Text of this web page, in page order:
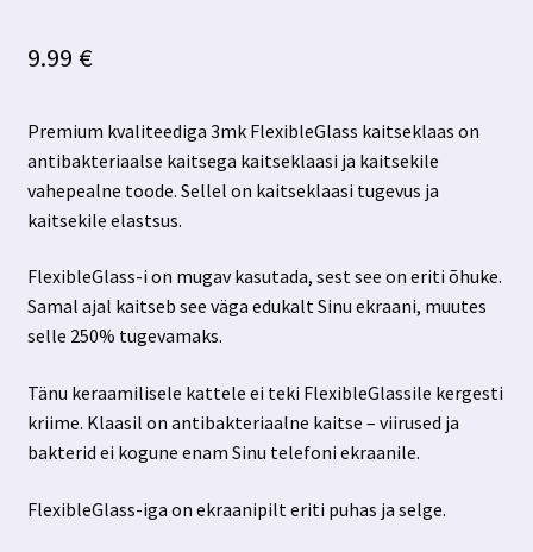
9.99 €
Premium kvaliteediga 3mk FlexibleGlass kaitseklaas on
antibakteriaalse kaitsega kaitseklaasi ja kaitsekile
vahepealne toode. Sellel on kaitseklaasi tugevus ja
kaitsekile elastsus.
FlexibleGlass-i on mugav kasutada, sest see on eriti õhuke.
Samal ajal kaitseb see väga edukalt Sinu ekraani, muutes
selle 250% tugevamaks.
Tänu keraamilisele kattele ei teki FlexibleGlassile kergesti
kriime. Klaasil on antibakteriaalne kaitse – viirused ja
bakterid ei kogune enam Sinu telefoni ekraanile.
FlexibleGlass-iga on ekraanipilt eriti puhas ja selge.